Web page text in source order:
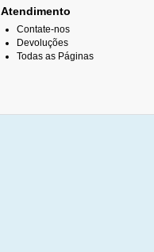
Atendimento
Contate-nos
Devoluções
Todas as Páginas